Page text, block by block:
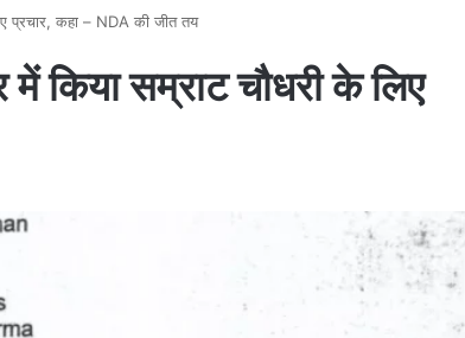
प्रचार, कहा – NDA की जीत तय
में किया सम्राट चौधरी के लिए